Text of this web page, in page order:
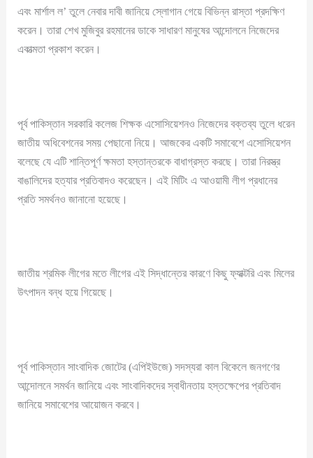
এবং মার্শাল ল’ তুলে নেবার দাবী জানিয়ে স্লোগান গেয়ে বিভিন্ন রাস্তা প্রদক্ষিণ
করেন। তারা শেখ মুজিবুর রহমানের ডাকে সাধারণ মানুষের আন্দোলনে নিজেদের
একাত্মতা প্রকাশ করেন।
পূর্ব পাকিস্তান সরকারি কলেজ শিক্ষক এসোসিয়েশনও নিজেদের বক্তব্য তুলে ধরেন
জাতীয় অধিবেশনের সময় পেছানো নিয়ে। আজকের একটি সমাবেশে এসোসিয়েশন
বলেছে যে এটি শান্তিপূর্ণ ক্ষমতা হস্তান্তরকে বাধাগ্রস্ত করছে। তারা নিরস্ত্র
বাঙালিদের হত্যার প্রতিবাদও করেছেন। এই মিটিং এ আওয়ামী লীগ প্রধানের
প্রতি সমর্থনও জানানো হয়েছে।
জাতীয় শ্রমিক লীগের মতে লীগের এই সিদ্ধান্তের কারণে কিছু ফ্যাক্টরি এবং মিলের
উৎপাদন বন্ধ হয়ে গিয়েছে।
পূর্ব পাকিস্তান সাংবাদিক জোটের (এপিইউজে) সদস্যরা কাল বিকেলে জনগণের
আন্দোলনে সমর্থন জানিয়ে এবং সাংবাদিকদের স্বাধীনতায় হস্তক্ষেপের প্রতিবাদ
জানিয়ে সমাবেশের আয়োজন করবে।